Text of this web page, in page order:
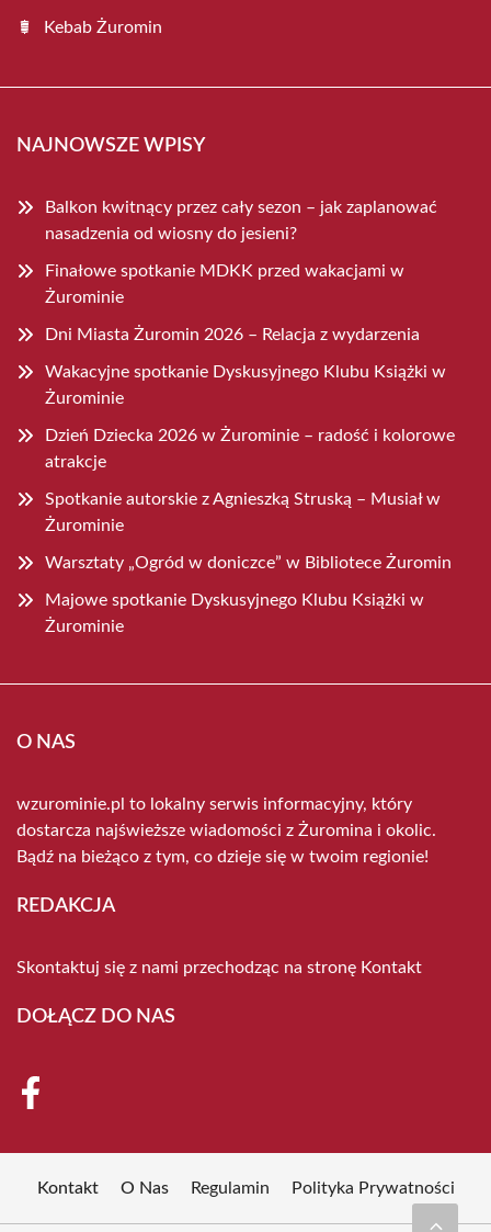
Kebab Żuromin
NAJNOWSZE WPISY
Balkon kwitnący przez cały sezon – jak zaplanować
nasadzenia od wiosny do jesieni?
Finałowe spotkanie MDKK przed wakacjami w
Żurominie
Dni Miasta Żuromin 2026 – Relacja z wydarzenia
Wakacyjne spotkanie Dyskusyjnego Klubu Książki w
Żurominie
Dzień Dziecka 2026 w Żurominie – radość i kolorowe
atrakcje
Spotkanie autorskie z Agnieszką Struską – Musiał w
Żurominie
Warsztaty „Ogród w doniczce” w Bibliotece Żuromin
Majowe spotkanie Dyskusyjnego Klubu Książki w
Żurominie
O NAS
wzurominie.pl to lokalny serwis informacyjny, który
dostarcza najświeższe wiadomości z Żuromina i okolic.
Bądź na bieżąco z tym, co dzieje się w twoim regionie!
REDAKCJA
Skontaktuj się z nami przechodząc na stronę Kontakt
DOŁĄCZ DO NAS
Kontakt O Nas Regulamin Polityka Prywatności